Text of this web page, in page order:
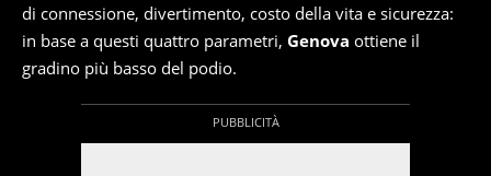
di connessione, divertimento, costo della vita e sicurezza:
in base a questi quattro parametri, Genova ottiene il
gradino più basso del podio.